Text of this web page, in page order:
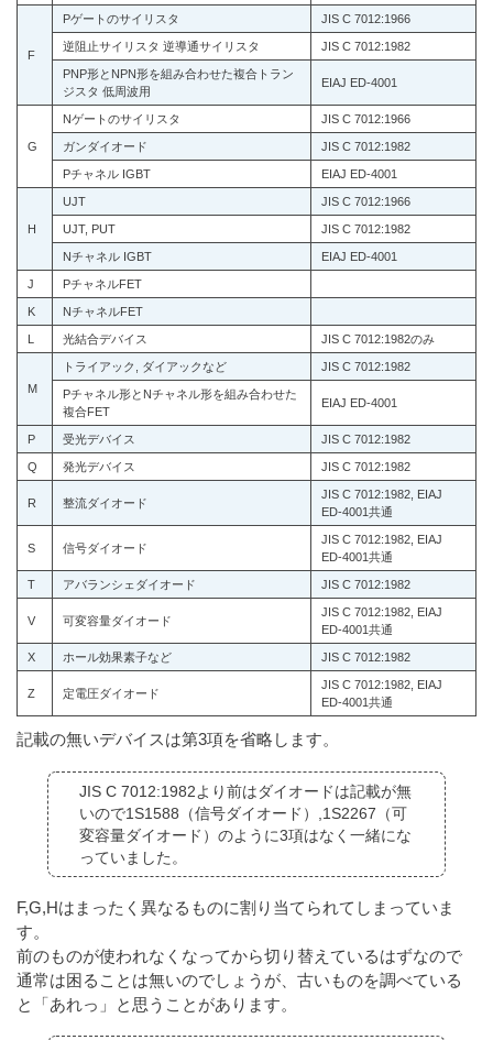
F
Pゲートのサイリスタ JIS C 7012:1966
逆阻止サイリスタ 逆導通サイリスタ JIS C 7012:1982
PNP形とNPN形を組み合わせた複合トラン
ジスタ 低周波用
EIAJ ED-4001
G
Nゲートのサイリスタ JIS C 7012:1966
ガンダイオード JIS C 7012:1982
Pチャネル IGBT EIAJ ED-4001
H
UJT JIS C 7012:1966
UJT, PUT JIS C 7012:1982
Nチャネル IGBT EIAJ ED-4001
J PチャネルFET
K NチャネルFET
L 光結合デバイス JIS C 7012:1982のみ
M
トライアック, ダイアックなど JIS C 7012:1982
Pチャネル形とNチャネル形を組み合わせた
複合FET
EIAJ ED-4001
P 受光デバイス JIS C 7012:1982
Q 発光デバイス JIS C 7012:1982
R 整流ダイオード
JIS C 7012:1982, EIAJ
ED-4001共通
S 信号ダイオード
JIS C 7012:1982, EIAJ
ED-4001共通
T アバランシェダイオード JIS C 7012:1982
V 可変容量ダイオード
JIS C 7012:1982, EIAJ
ED-4001共通
X ホール効果素子など JIS C 7012:1982
Z 定電圧ダイオード
JIS C 7012:1982, EIAJ
ED-4001共通
記載の無いデバイスは第3項を省略します。
JIS C 7012:1982より前はダイオードは記載が無
いので1S1588（信号ダイオード）,1S2267（可
変容量ダイオード）のように3項はなく一緒にな
っていました。
F,G,Hはまったく異なるものに割り当てられてしまっていま
す。
前のものが使われなくなってから切り替えているはずなので
通常は困ることは無いのでしょうが、古いものを調べている
と「あれっ」と思うことがあります。